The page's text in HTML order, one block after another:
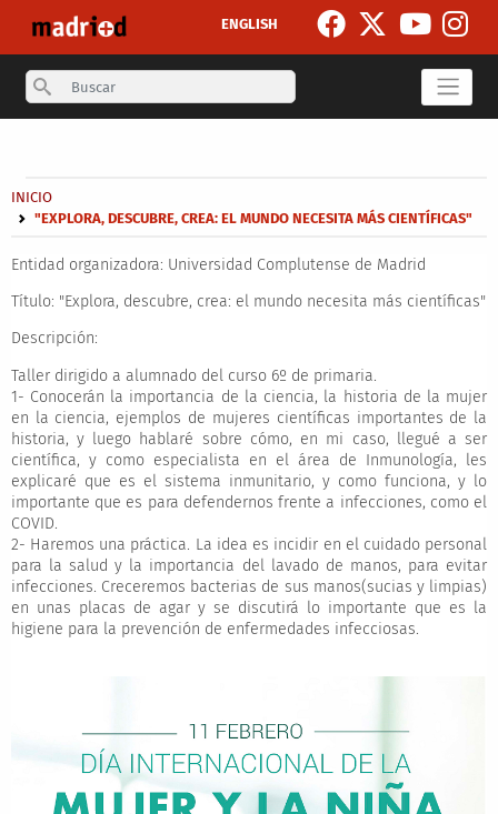
ENGLISH
Search
Sobrescribir enlaces de ayuda a la navegación
INICIO
"EXPLORA, DESCUBRE, CREA: EL MUNDO NECESITA MÁS CIENTÍFICAS"
Entidad organizadora: Universidad Complutense de Madrid
Título: "Explora, descubre, crea: el mundo necesita más científicas"
Descripción:
Taller dirigido a alumnado del curso 6º de primaria.
1- Conocerán la importancia de la ciencia, la historia de la mujer
en la ciencia, ejemplos de mujeres científicas importantes de la
historia, y luego hablaré sobre cómo, en mi caso, llegué a ser
científica, y como especialista en el área de Inmunología, les
explicaré que es el sistema inmunitario, y como funciona, y lo
importante que es para defendernos frente a infecciones, como el
COVID.
2- Haremos una práctica. La idea es incidir en el cuidado personal
para la salud y la importancia del lavado de manos, para evitar
infecciones. Creceremos bacterias de sus manos(sucias y limpias)
en unas placas de agar y se discutirá lo importante que es la
higiene para la prevención de enfermedades infecciosas.